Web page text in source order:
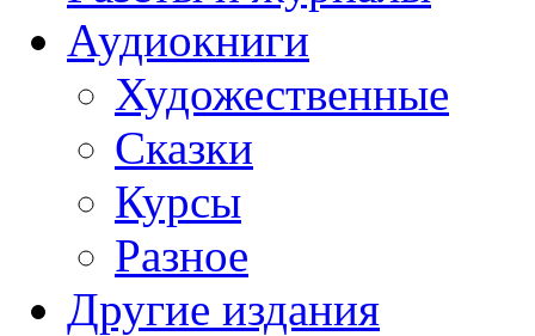
Аудиокниги
Художественные
Сказки
Курсы
Разное
Другие издания